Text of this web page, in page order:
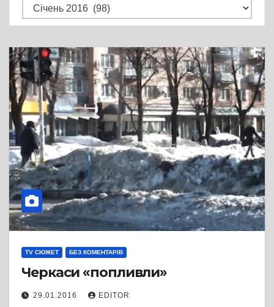
Архів
TV СЮЖЕТ БЕЗ КОМЕНТАРІВ
Черкаси «попливли»
29.01.2016 EDITOR